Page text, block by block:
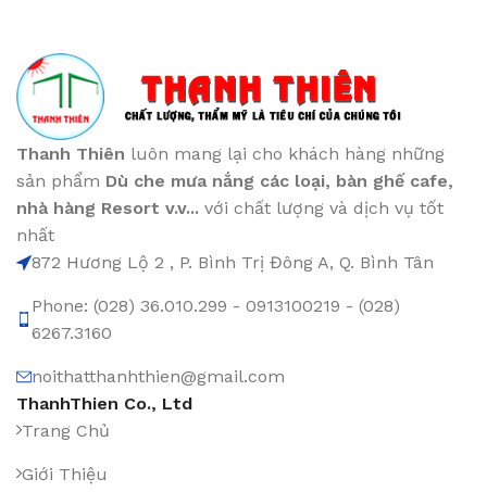
Thanh Thiên luôn mang lại cho khách hàng những
sản phẩm Dù che mưa nắng các loại, bàn ghế cafe,
nhà hàng Resort v.v... với chất lượng và dịch vụ tốt
nhất
872 Hương Lộ 2 , P. Bình Trị Đông A, Q. Bình Tân
Phone: (028) 36.010.299 - 0913100219 - (028)
6267.3160
noithatthanhthien@gmail.com
ThanhThien Co., Ltd
Trang Chủ
Giới Thiệu